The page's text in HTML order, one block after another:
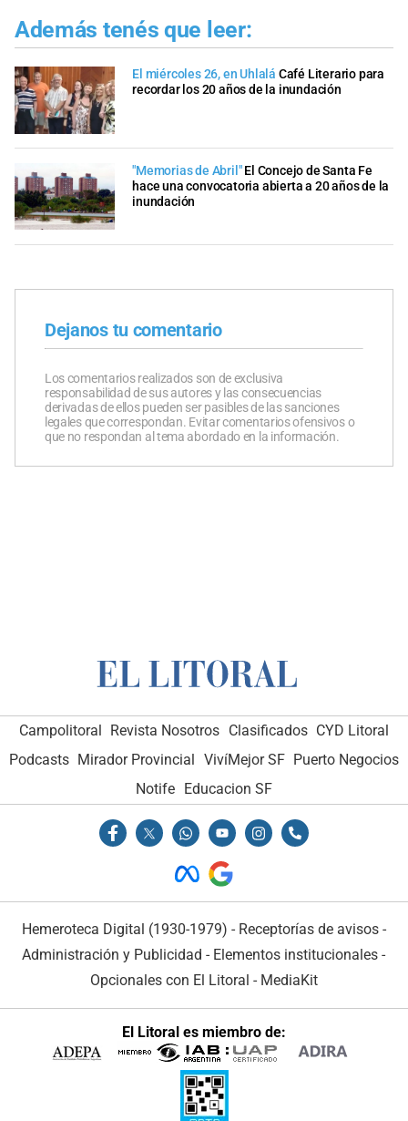
Además tenés que leer:
El miércoles 26, en Uhlalá Café Literario para
recordar los 20 años de la inundación
"Memorias de Abril" El Concejo de Santa Fe
hace una convocatoria abierta a 20 años de la
inundación
Dejanos tu comentario
Los comentarios realizados son de exclusiva
responsabilidad de sus autores y las consecuencias
derivadas de ellos pueden ser pasibles de las sanciones
legales que correspondan. Evitar comentarios ofensivos o
que no respondan al tema abordado en la información.
Campolitoral Revista Nosotros Clasificados CYD Litoral
Podcasts Mirador Provincial VivíMejor SF Puerto Negocios
Notife Educacion SF
Hemeroteca Digital (1930-1979) - Receptorías de avisos -
Administración y Publicidad - Elementos institucionales -
Opcionales con El Litoral - MediaKit
El Litoral es miembro de: